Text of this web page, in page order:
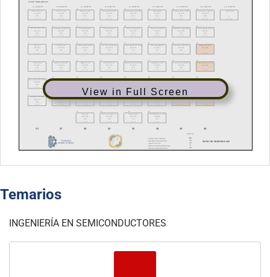
View in Full Screen
Temarios
INGENIERÍA EN SEMICONDUCTORES